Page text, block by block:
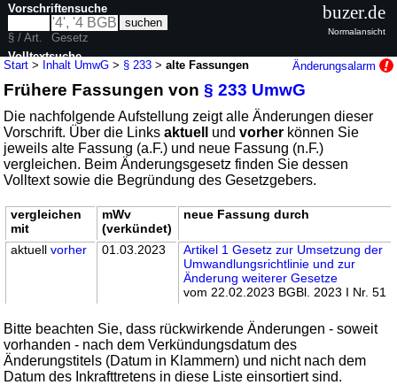
Start > Inhalt UmwG > § 233 >alte Fassungen Änderungsalarm
Frühere Fassungen von§ 233 UmwG
Die nachfolgende Aufstellung zeigt alle Änderungen dieser
Vorschrift. Über die Linksaktuell undvorher können Sie
jeweils alte Fassung (a.F.) und neue Fassung (n.F.)
vergleichen. Beim Änderungsgesetz finden Sie dessen
Volltext sowie die Begründung des Gesetzgebers.
vergleichen
mit
mWv
(verkündet)
neue Fassung durch
aktuellvorher 01.03.2023
Artikel 1 Gesetz zur Umsetzung der
Umwandlungsrichtlinie und zur
Änderung weiterer Gesetze
vom 22.02.2023 BGBl. 2023 I Nr. 51
Bitte beachten Sie, dass rückwirkende Änderungen - soweit
vorhanden - nach dem Verkündungsdatum des
Änderungstitels (Datum in Klammern) und nicht nach dem
Datum des Inkrafttretens in diese Liste einsortiert sind.
Vorschriftensuche
§ / Art.
Gesetz
Volltextsuche
nur in UmwG
buzer.de
Normalansicht